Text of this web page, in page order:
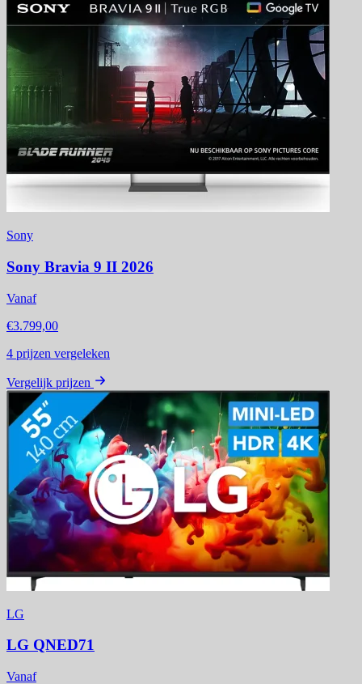
Sony
Sony Bravia 9 II 2026
Vanaf
€3.799,00
4 prijzen vergeleken
Vergelijk prijzen
LG
LG QNED71
Vanaf